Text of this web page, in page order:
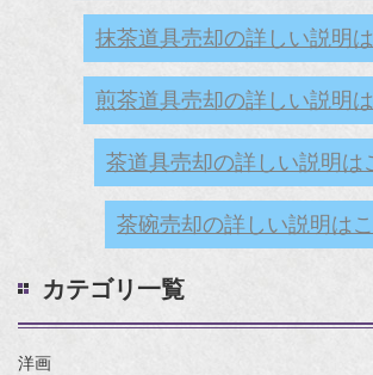
抹茶道具売却の詳しい説明
煎茶道具売却の詳しい説明
茶道具売却の詳しい説明は
茶碗売却の詳しい説明は
カテゴリ一覧
洋画